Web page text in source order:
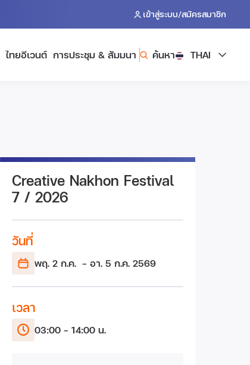
เข้าสู่ระบบ/สมัครสมาชิก
ไทยอีเวนต์ การประชุม & สัมมนา ค้นหา THAI
Creative Nakhon Festival
7 / 2026
วันที่
พฤ. 2 ก.ค. - อา. 5 ก.ค. 2569
เวลา
03:00 - 14:00 น.